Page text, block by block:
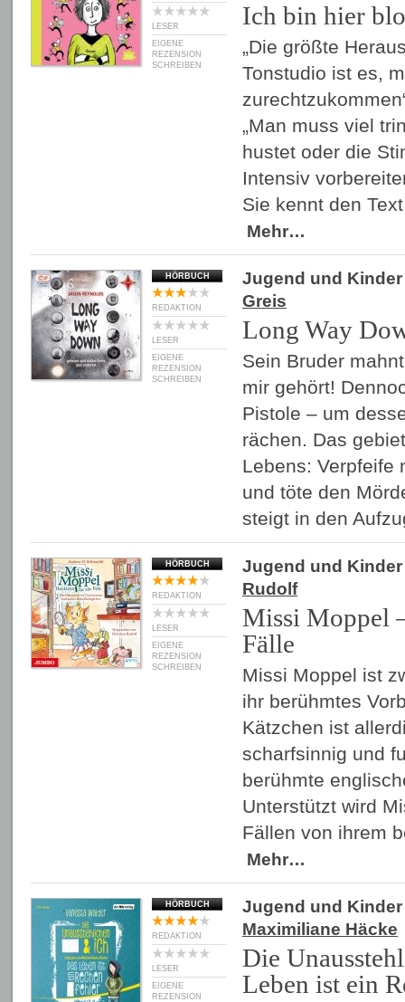
LESER
EIGENE
REZENSION
SCHREIBEN
Ich bin hier
„Die größte
Tonstudio ist es,
„Man muss viel
hustet oder die
Intensiv
Sie kennt den
Mehr…
HÖRBUCH
REDAKTION
LESER
EIGENE
REZENSION
SCHREIBEN
Jugend und Kinder
Greis
Long Way
Sein Bruder
mir gehört!
Pistole – um
rächen. Das
Lebens: Verpfeife
und töte den
steigt in den
HÖRBUCH
REDAKTION
LESER
EIGENE
REZENSION
SCHREIBEN
Jugend und Kinder
Rudolf
Missi Moppel
Fälle
Missi Moppel ist
ihr berühmtes
Kätzchen ist
scharfsinnig und
berühmte
Unterstützt wird
Fällen von ihrem
Mehr…
HÖRBUCH
REDAKTION
LESER
EIGENE
REZENSION
Jugend und Kinder
Maximiliane Häcke
Die
Leben ist ein